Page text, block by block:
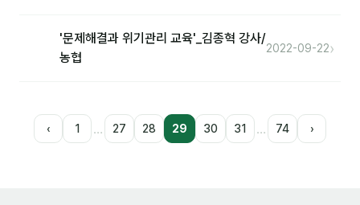
'문제해결과 위기관리 교육'_김종혁 강사/
농협
2022-09-22›
‹ 1 … 27 28 29 30 31 … 74 ›